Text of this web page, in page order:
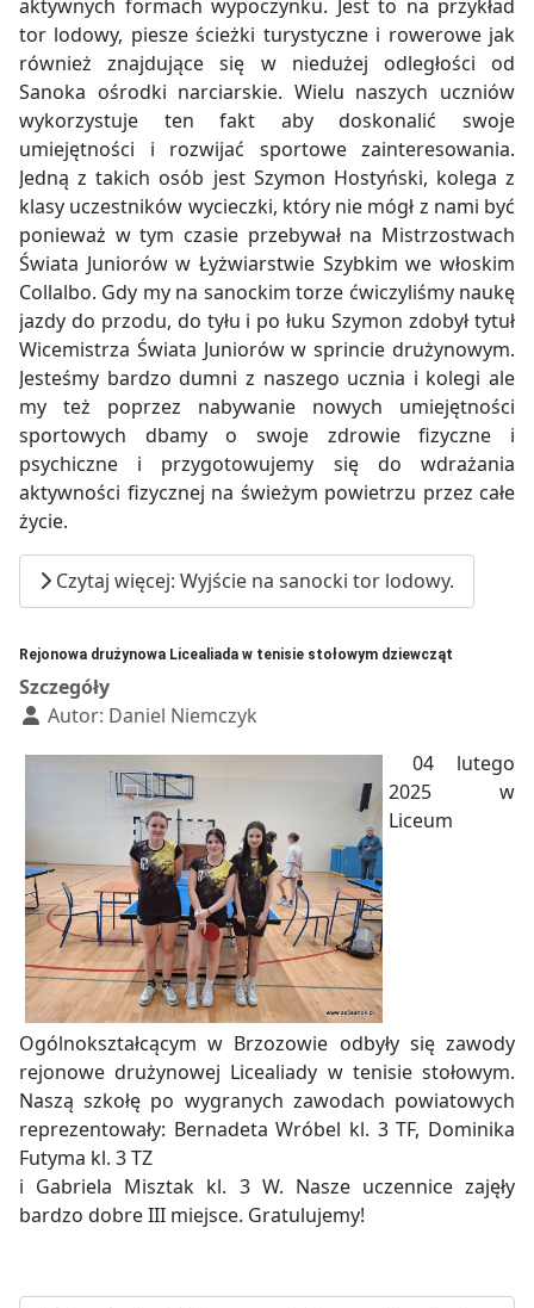
aktywnych formach wypoczynku. Jest to na przykład
tor lodowy, piesze ścieżki turystyczne i rowerowe jak
również znajdujące się w niedużej odległości od
Sanoka ośrodki narciarskie. Wielu naszych uczniów
wykorzystuje ten fakt aby doskonalić swoje
umiejętności i rozwijać sportowe zainteresowania.
Jedną z takich osób jest Szymon Hostyński, kolega z
klasy uczestników wycieczki, który nie mógł z nami być
ponieważ w tym czasie przebywał na Mistrzostwach
Świata Juniorów w Łyżwiarstwie Szybkim we włoskim
Collalbo. Gdy my na sanockim torze ćwiczyliśmy naukę
jazdy do przodu, do tyłu i po łuku Szymon zdobył tytuł
Wicemistrza Świata Juniorów w sprincie drużynowym.
Jesteśmy bardzo dumni z naszego ucznia i kolegi ale
my też poprzez nabywanie nowych umiejętności
sportowych dbamy o swoje zdrowie fizyczne i
psychiczne i przygotowujemy się do wdrażania
aktywności fizycznej na świeżym powietrzu przez całe
życie.
Czytaj więcej: Wyjście na sanocki tor lodowy.
Rejonowa drużynowa Licealiada w tenisie stołowym dziewcząt
Szczegóły
Autor: Daniel Niemczyk
04 lutego
2025 w
Liceum
Ogólnokształcącym w Brzozowie odbyły się zawody
rejonowe drużynowej Licealiady w tenisie stołowym.
Naszą szkołę po wygranych zawodach powiatowych
reprezentowały: Bernadeta Wróbel kl. 3 TF, Dominika
Futyma kl. 3 TZ
i Gabriela Misztak kl. 3 W. Nasze uczennice zajęły
bardzo dobre III miejsce. Gratulujemy!